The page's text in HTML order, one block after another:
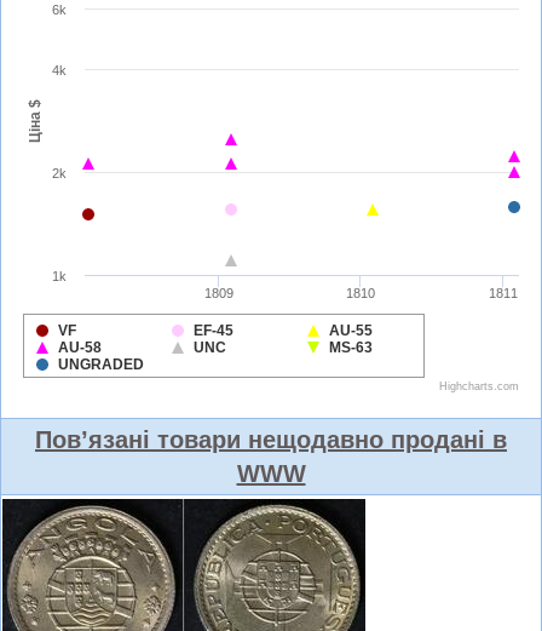
Пов’язані товари нещодавно продані в
WWW